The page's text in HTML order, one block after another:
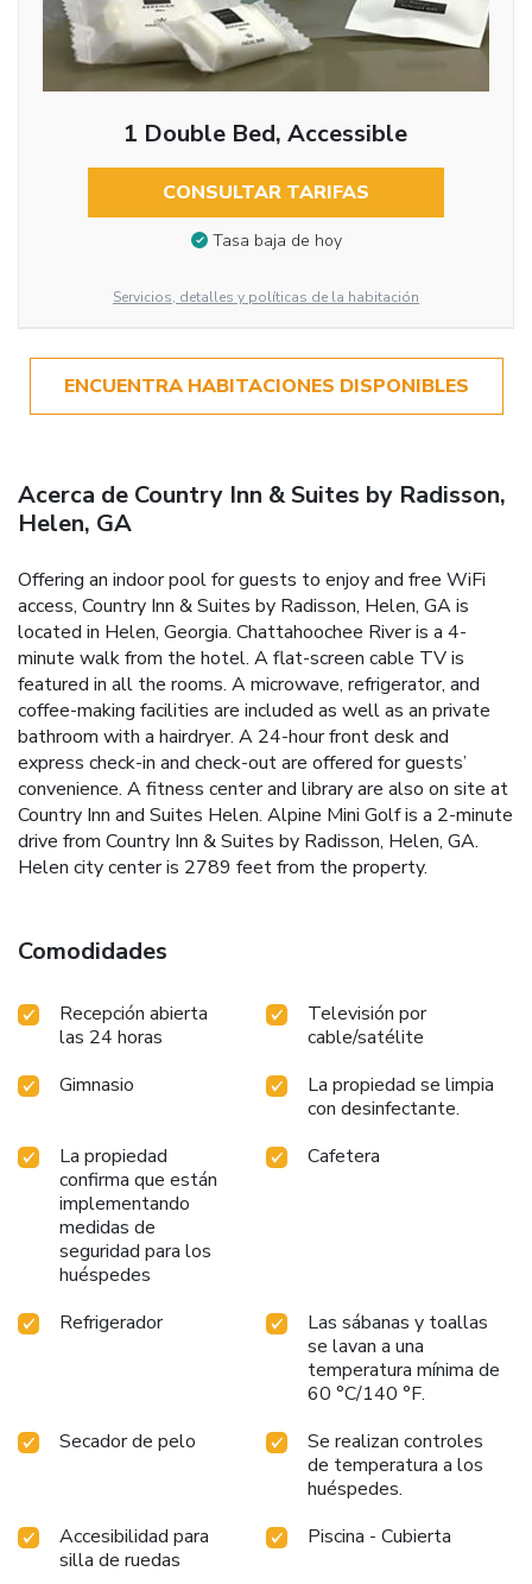
1 Double Bed, Accessible
CONSULTAR TARIFAS
Tasa baja de hoy
Servicios, detalles y políticas de la habitación
ENCUENTRA HABITACIONES DISPONIBLES
Acerca de Country Inn & Suites by Radisson,
Helen, GA
Offering an indoor pool for guests to enjoy and free WiFi
access, Country Inn & Suites by Radisson, Helen, GA is
located in Helen, Georgia. Chattahoochee River is a 4-
minute walk from the hotel. A flat-screen cable TV is
featured in all the rooms. A microwave, refrigerator, and
coffee-making facilities are included as well as an private
bathroom with a hairdryer. A 24-hour front desk and
express check-in and check-out are offered for guests’
convenience. A fitness center and library are also on site at
Country Inn and Suites Helen. Alpine Mini Golf is a 2-minute
drive from Country Inn & Suites by Radisson, Helen, GA.
Helen city center is 2789 feet from the property.
Comodidades
Recepción abierta
las 24 horas
Televisión por
cable/satélite
Gimnasio
La propiedad se limpia
con desinfectante.
La propiedad
confirma que están
implementando
medidas de
seguridad para los
huéspedes
Cafetera
Refrigerador
Las sábanas y toallas
se lavan a una
temperatura mínima de
60 °C/140 °F.
Secador de pelo
Se realizan controles
de temperatura a los
huéspedes.
Accesibilidad para
silla de ruedas
Piscina - Cubierta